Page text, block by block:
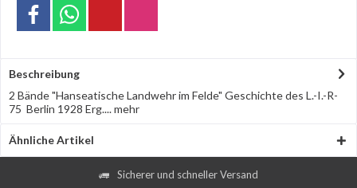
Beschreibung
2 Bände "Hanseatische Landwehr im Felde" Geschichte des L.-I.-R-
75 Berlin 1928 Erg....mehr
Ähnliche Artikel
Sicherer und schneller Versand